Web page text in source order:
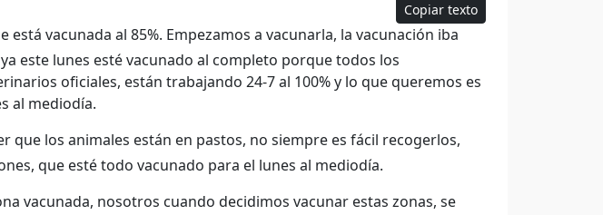
Copiar texto
está vacunada al 85%. Empezamos a vacunarla, la vacunación iba
este lunes esté vacunado al completo porque todos los
oficiales, están trabajando 24-7 al 100% y lo que queremos es
al mediodía.
que los animales están en pastos, no siempre es fácil recogerlos,
que esté todo vacunado para el lunes al mediodía.
vacunada, nosotros cuando decidimos vacunar estas zonas, se